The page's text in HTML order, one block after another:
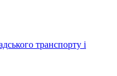
транспорту і